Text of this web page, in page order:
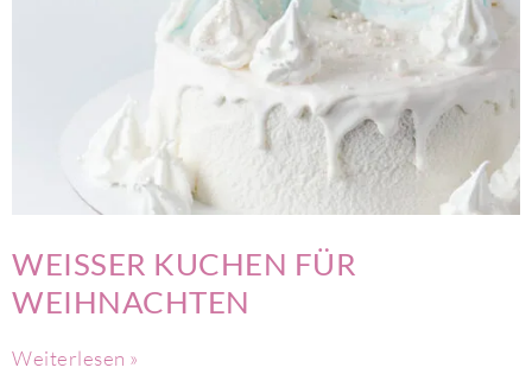
WEISSER KUCHEN FÜR
WEIHNACHTEN
Weiterlesen »